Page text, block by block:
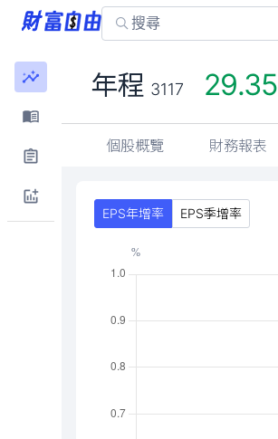
年程 3117 29.35
個股概覽 財務報表
EPS年增率 EPS季增率